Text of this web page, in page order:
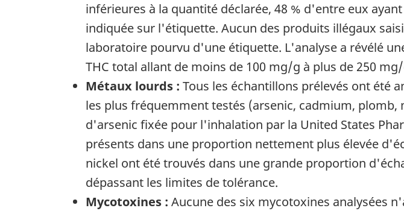
inférieures à la quantité déclarée, 48 % d'entre eux
indiquée sur l'étiquette. Aucun des produits illégaux
laboratoire pourvu d'une étiquette. L'analyse a révélé
THC total allant de moins de 100 mg/g à plus de 250
Métaux lourds : Tous les échantillons prélevés ont été
les plus fréquemment testés (arsenic, cadmium,
d'arsenic fixée pour l'inhalation par la United States
présents dans une proportion nettement plus élevée
nickel ont été trouvés dans une grande proportion
dépassant les limites de tolérance.
Mycotoxines : Aucune des six mycotoxines analysées